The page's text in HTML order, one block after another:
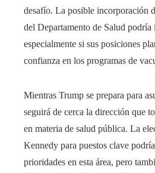
desafío. La posible incorporación
del Departamento de Salud podría
especialmente si sus posiciones
confianza en los programas de
Mientras Trump se prepara para
seguirá de cerca la dirección que
en materia de salud pública. La
Kennedy para puestos clave
prioridades en esta área, pero